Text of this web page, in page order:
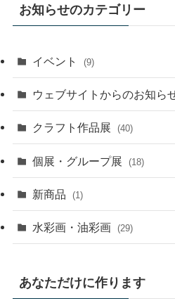
お知らせのカテゴリー
イベント (9)
ウェブサイトからのお知ら
クラフト作品展 (40)
個展・グループ展 (18)
新商品 (1)
水彩画・油彩画 (29)
あなただけに作ります